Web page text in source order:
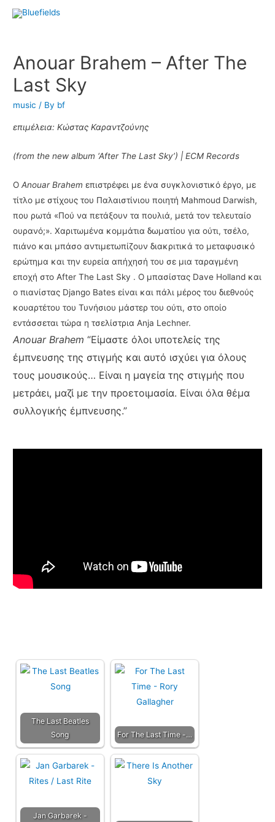
Anouar Brahem – After The
Last Sky
music / By bf
επιμέλεια: Κώστας Καραντζούνης
(from the new album ‘After The Last Sky’) | ECM Records
ΟAnouar Brahem επιστρέφει με ένα συγκλονιστικό έργο, με
τίτλο με στίχους του Παλαιστίνιου ποιητή Mahmoud Darwish,
που ρωτά «Πού να πετάξουν τα πουλιά, μετά τον τελευταίο
ουρανό;». Χαριτωμένα κομμάτια δωματίου για ούτι, τσέλο,
πιάνο και μπάσο αντιμετωπίζουν διακριτικά το μεταφυσικό
ερώτημα και την ευρεία απήχησή του σε μια ταραγμένη
εποχή στο After The Last Sky . Ο μπασίστας Dave Holland και
ο πιανίστας Django Bates είναι και πάλι μέρος του διεθνούς
κουαρτέτου του Τυνήσιου μάστερ του ούτι, στο οποίο
εντάσσεται τώρα η τσελίστρια Anja Lechner.
Anouar Brahem “Είμαστε όλοι υποτελείς της
έμπνευσης της στιγμής και αυτό ισχύει για όλους
τους μουσικούς… Είναι η μαγεία της στιγμής που
μετράει, μαζί με την προετοιμασία. Είναι όλα θέμα
συλλογικής έμπνευσης.”
The Last Beatles
Song
For The Last Time -…
Jan Garbarek -